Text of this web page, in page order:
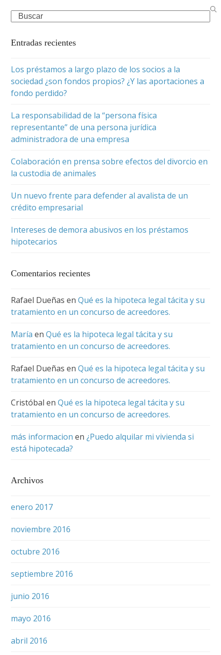
Search
Entradas recientes
Los préstamos a largo plazo de los socios a la
sociedad ¿son fondos propios? ¿Y las aportaciones a
fondo perdido?
La responsabilidad de la “persona física
representante” de una persona jurídica
administradora de una empresa
Colaboración en prensa sobre efectos del divorcio en
la custodia de animales
Un nuevo frente para defender al avalista de un
crédito empresarial
Intereses de demora abusivos en los préstamos
hipotecarios
Comentarios recientes
Rafael Dueñas enQué es la hipoteca legal tácita y su
tratamiento en un concurso de acreedores.
María enQué es la hipoteca legal tácita y su
tratamiento en un concurso de acreedores.
Rafael Dueñas enQué es la hipoteca legal tácita y su
tratamiento en un concurso de acreedores.
Cristóbal enQué es la hipoteca legal tácita y su
tratamiento en un concurso de acreedores.
más informacion en¿Puedo alquilar mi vivienda si
está hipotecada?
Archivos
enero 2017
noviembre 2016
octubre 2016
septiembre 2016
junio 2016
mayo 2016
abril 2016